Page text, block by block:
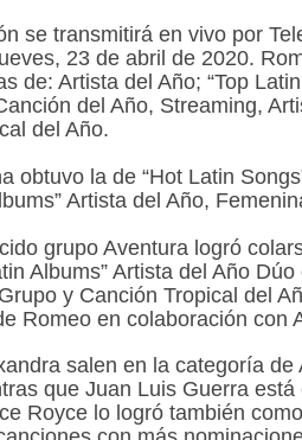
se transmitirá en vivo por
23 de abril de 2020.
de: Artista del Año; “Top
del Año, Streaming,
del Año.
obtuvo la de “Hot Latin
Artista del Año,
grupo Aventura logró
Albums” Artista del Año
y Canción Tropical del
Romeo en colaboración con
salen en la categoría
que Juan Luis Guerra
Royce lo logró también